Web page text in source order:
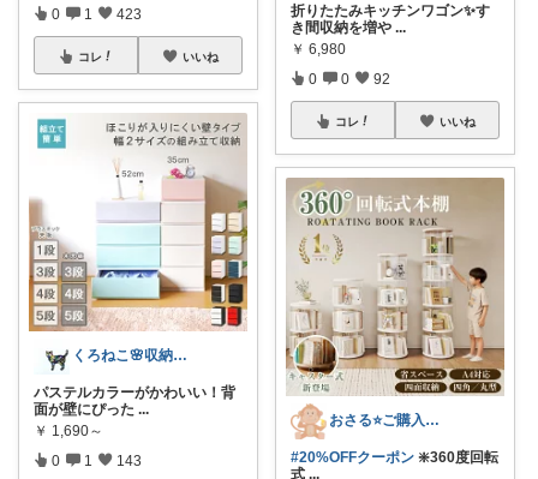
0 1 423
コレ いいね
くろねこ🌸収納＆キッチン整理
パステルカラーがかわいい！背
面が壁にぴった ...
￥ 1,690～
0 1 143
折りたたみキッチンワゴン✨す
き間収納を増や ...
￥ 6,980
0 0 92
コレ いいね
おさる⭐ご購入感謝🐹
#20%OFFクーポン ❇️360度回転
式 ...